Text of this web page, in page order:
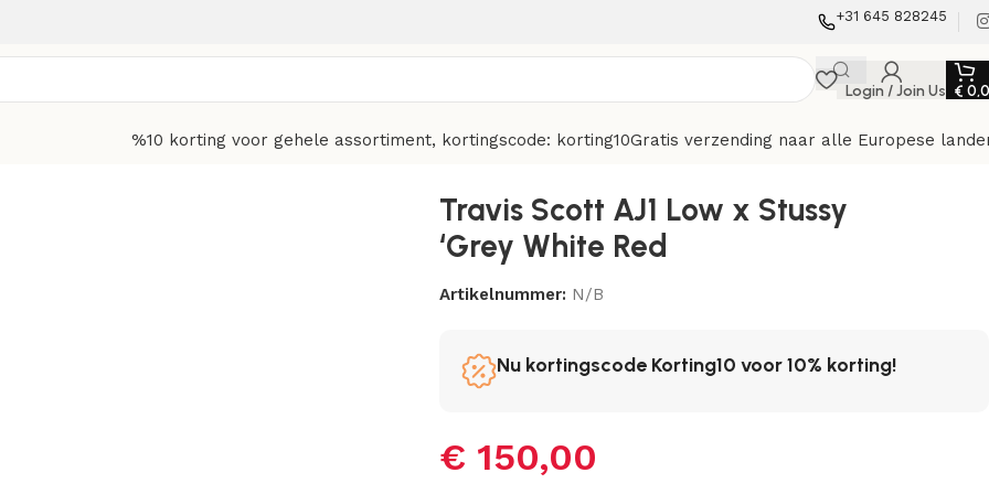
+31 645 828245
Login / Join Us €
%10 korting voor gehele assortiment, kortingscode: korting10Gratis verzending naar alle Europese
Travis Scott AJ1 Low x Stussy
‘Grey White Red
Artikelnummer: N/B
Nu kortingscode Korting10 voor 10% korting!
€ 150,00